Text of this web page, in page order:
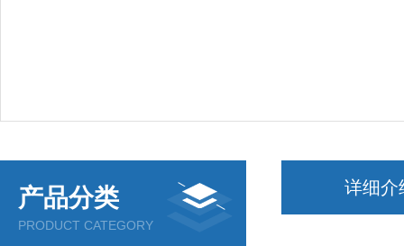
产品分类
PRODUCT CATEGORY
详细介